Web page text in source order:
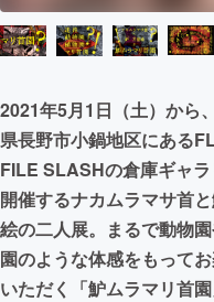
2021年5月1日（土）から
県長野市小鍋地区にある
FILE SLASHの倉庫ギャ
開催するナカムラマサ首
絵の二人展。まるで動物
園のような体感をもって
いただく「魲ムラマリ首